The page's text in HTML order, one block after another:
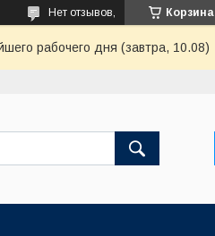
Корзина
Нет отзывов,
рабочего дня (завтра, 10.08)